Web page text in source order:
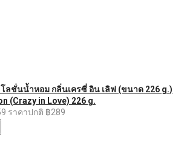
ลชั่นน้ำหอม กลิ่นเครซี่ อิน เลิฟ (ขนาด 226 g.)
(Crazy in Love) 226 g.
ราคาปกติ ฿289